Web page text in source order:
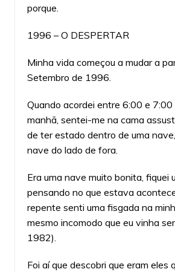
porque.
1996 – O DESPERTAR
Minha vida começou a mudar a
Setembro de 1996.
Quando acordei entre 6:00 e 7:00
manhã, sentei-me na cama
de ter estado dentro de uma
nave do lado de fora.
Era uma nave muito bonita, fiquei
pensando no que estava
repente senti uma fisgada na
mesmo incomodo que eu vinha
1982).
Foi aí que descobri que eram eles